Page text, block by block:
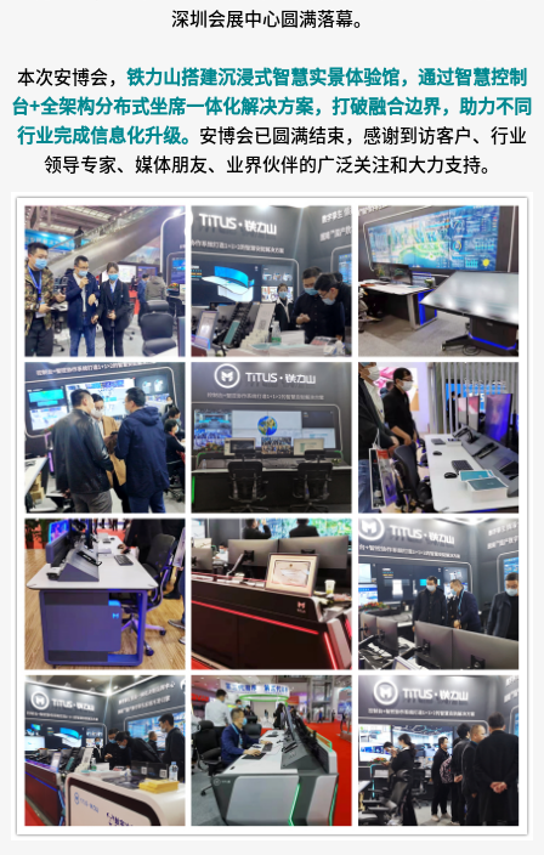
深圳会展中心圆满落幕。
本次安博会， 铁力山搭建沉浸式智慧实景体验馆，通过智慧控制
台+全架构分布式坐席一体化解决方案，打破融合边界，助力不同
行业完成信息化升级。 安博会已圆满结束，感谢到访客户、行业
领导专家、媒体朋友、业界伙伴的广泛关注和大力支持。